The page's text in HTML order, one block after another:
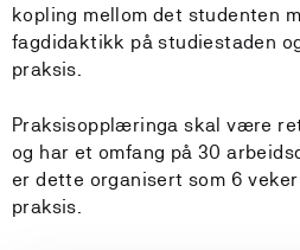
kopling mellom det studenten
fagdidaktikk på studiestaden
praksis.
Praksisopplæringa skal være
og har et omfang på 30
er dette organisert som 6
praksis.